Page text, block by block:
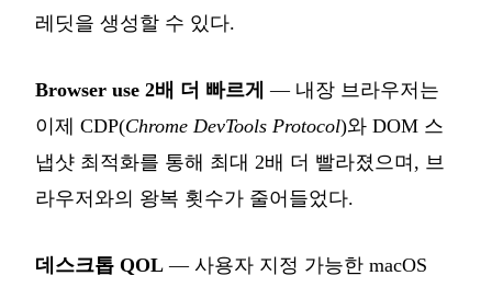
레딧을 생성할 수 있다.
Browser use 2배 더 빠르게 — 내장 브라우저는
이제 CDP(Chrome DevTools Protocol)와 DOM 스
냅샷 최적화를 통해 최대 2배 더 빨라졌으며, 브
라우저와의 왕복 횟수가 줄어들었다.
데스크톱 QOL — 사용자 지정 가능한 macOS